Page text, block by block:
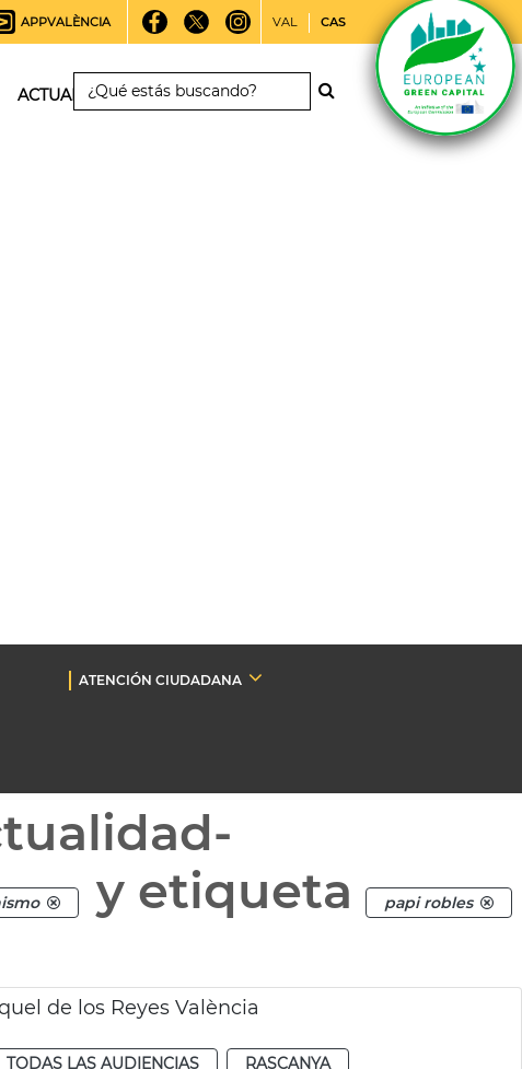
APPVALÈNCIA VAL CAS
ACTUALIDAD
ATENCIÓN CIUDADANA
y etiqueta papi robles
de los Reyes València
TODAS LAS AUDIENCIAS
RASCANYA